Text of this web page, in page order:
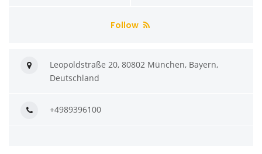
Follow
Leopoldstraße 20, 80802 München, Bayern,
Deutschland
+4989396100